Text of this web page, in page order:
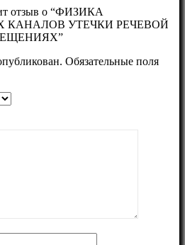
отзыв о “ФИЗИКА
КАНАЛОВ УТЕЧКИ РЕЧЕВОЙ
Обязательные поля